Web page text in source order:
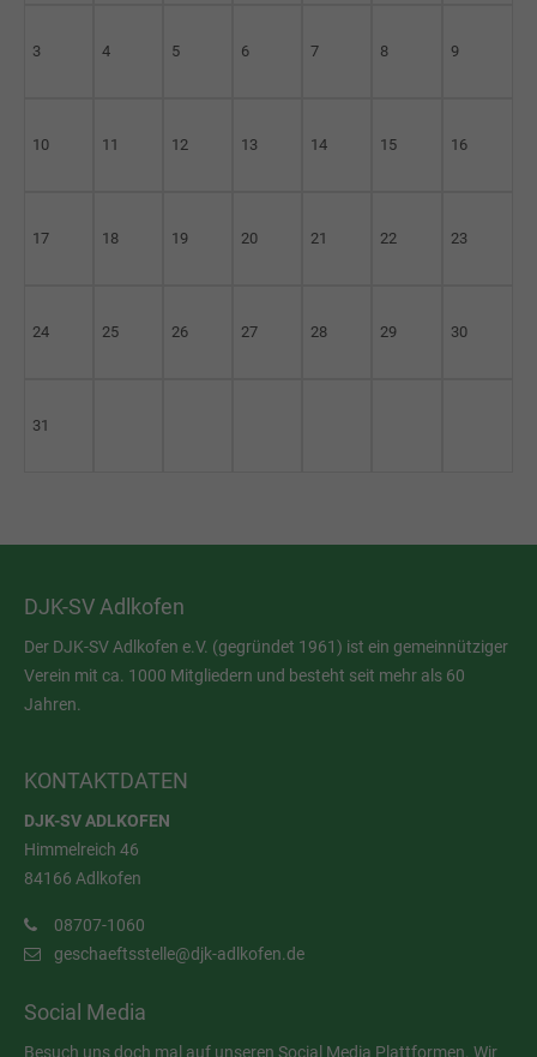
3 4 5 6 7 8 9
10 11 12 13 14 15 16
17 18 19 20 21 22 23
24 25 26 27 28 29 30
31
DJK-SV Adlkofen
Der DJK-SV Adlkofen e.V. (gegründet 1961) ist ein gemeinnütziger
Verein mit ca. 1000 Mitgliedern und besteht seit mehr als 60
Jahren.
KONTAKTDATEN
DJK-SV ADLKOFEN
Himmelreich 46
84166 Adlkofen
08707-1060
geschaeftsstelle@djk-adlkofen.de
Social Media
Besuch uns doch mal auf unseren Social Media Plattformen. Wir